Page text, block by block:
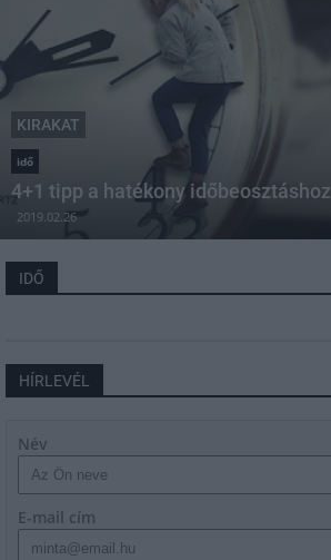
KIRAKAT
idő
4+1 tipp a hatékony időbeosztáshoz
2019.02.26
IDŐ
HÍRLEVÉL
Név
E-mail cím